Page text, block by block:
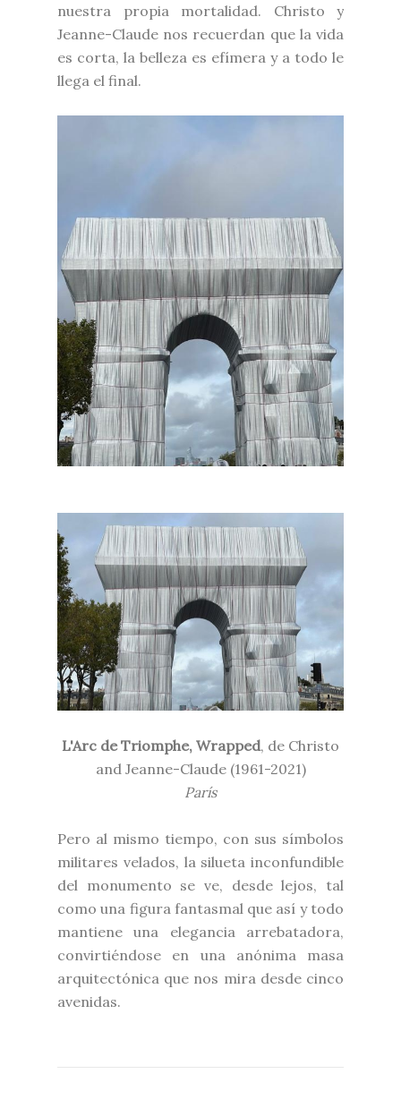
nuestra propia mortalidad. Christo y
Jeanne-Claude nos recuerdan que la vida
es corta, la belleza es efímera y a todo le
llega el final.
L'Arc de Triomphe, Wrapped, de Christo
and Jeanne-Claude (1961-2021)
París
Pero al mismo tiempo, con sus símbolos
militares velados, la silueta inconfundible
del monumento se ve, desde lejos, tal
como una figura fantasmal que así y todo
mantiene una elegancia arrebatadora,
convirtiéndose en una anónima masa
arquitectónica que nos mira desde cinco
avenidas.